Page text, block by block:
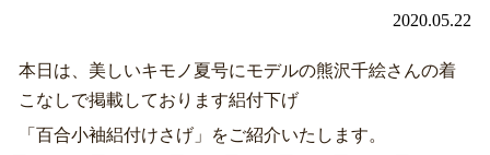
2020.05.22
本日は、美しいキモノ夏号にモデルの熊沢千絵さんの着
こなしで掲載しております絽付下げ
「百合小袖絽付けさげ」をご紹介いたします。